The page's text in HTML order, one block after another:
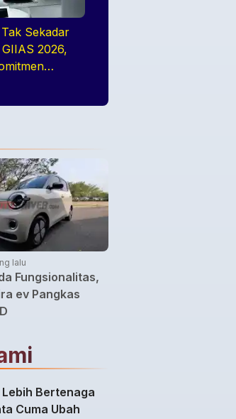
Sekadar
2026,
lalu
Fungsionalitas,
ev Pangkas
Bertenaga
Cuma Ubah